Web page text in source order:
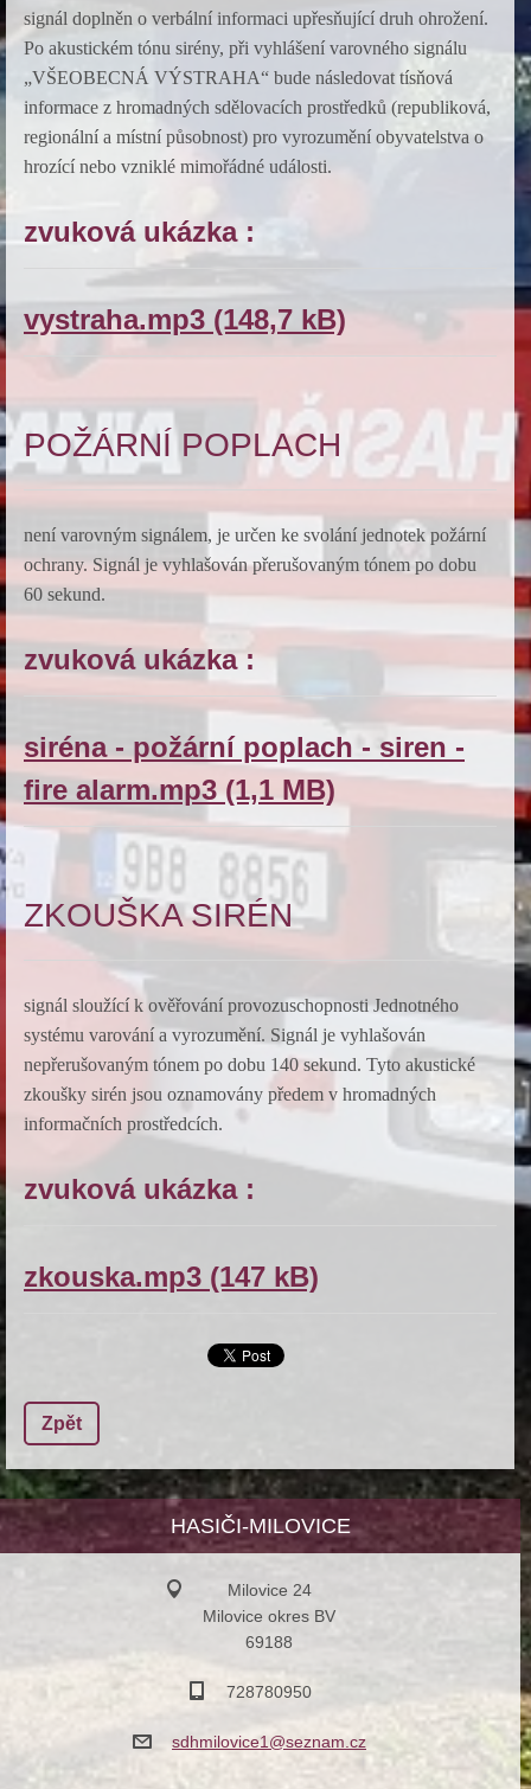
signál doplněn o verbální informaci upřesňující druh ohrožení.
Po akustickém tónu sirény, při vyhlášení varovného signálu
„VŠEOBECNÁ VÝSTRAHA“ bude následovat tísňová
informace z hromadných sdělovacích prostředků (republiková,
regionální a místní působnost) pro vyrozumění obyvatelstva o
hrozící nebo vzniklé mimořádné události.
zvuková ukázka :
vystraha.mp3 (148,7 kB)
POŽÁRNÍ POPLACH
není varovným signálem, je určen ke svolání jednotek požární
ochrany. Signál je vyhlašován přerušovaným tónem po dobu
60 sekund.
zvuková ukázka :
siréna - požární poplach - siren -
fire alarm.mp3 (1,1 MB)
ZKOUŠKA SIRÉN
signál sloužící k ověřování provozuschopnosti Jednotného
systému varování a vyrozumění. Signál je vyhlašován
nepřerušovaným tónem po dobu 140 sekund. Tyto akustické
zkoušky sirén jsou oznamovány předem v hromadných
informačních prostředcích.
zvuková ukázka :
zkouska.mp3 (147 kB)
Zpět
HASIČI-MILOVICE
Milovice 24
Milovice okres BV
69188
728780950
sdhmilovice1@seznam.cz